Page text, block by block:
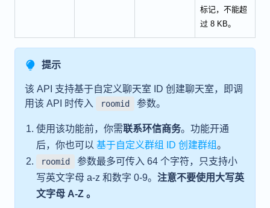
标记，不能超
过 8 KB。
提示
该 API 支持基于自定义聊天室 ID 创建聊天室，即调
用该 API 时传入
roomid 参数。
使用该功能前，你需联系环信商务。功能开通
后，你也可以基于自定义群组 ID 创建群组。
roomid
参数最多可传入 64 个字符，只支持小
写英文字母 a-z 和数字 0-9。注意不要使用大写英
文字母 A-Z 。